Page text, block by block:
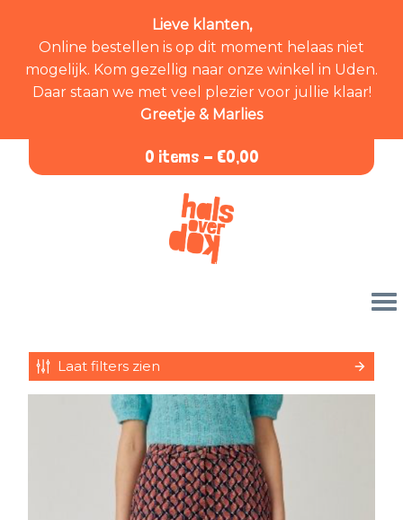
Lieve klanten,
Online bestellen is op dit moment helaas niet
mogelijk. Kom gezellig naar onze winkel in Uden.
Daar staan we met veel plezier voor jullie klaar!
Greetje & Marlies
0 items - €0,00
Laat filters zien